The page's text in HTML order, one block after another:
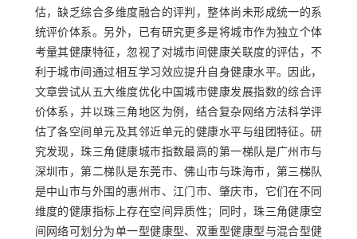
估，缺乏综合多维度融合的评判，整体尚未形成统一的系
统评价体系。另外，已有研究更多是将城市作为独立个体
考量其健康特征，忽视了对城市间健康关联度的评估，不
利于城市间通过相互学习效应提升自身健康水平。因此，
文章尝试从五大维度优化中国城市健康发展指数的综合评
价体系，并以珠三角地区为例，结合复杂网络方法科学评
估了各空间单元及其邻近单元的健康水平与组团特征。研
究发现，珠三角健康城市指数最高的第一梯队是广州市与
深圳市，第二梯队是东莞市、佛山市与珠海市，第三梯队
是中山市与外围的惠州市、江门市、肇庆市，它们在不同
维度的健康指标上存在空间异质性；同时，珠三角健康空
间网络可划分为单一型健康型、双重型健康型与混合型健